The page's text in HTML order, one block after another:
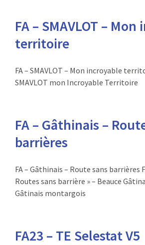
FA – SMAVLOT –
territoire
FA – SMAVLOT – Mon incroyable
SMAVLOT mon Incroyable Territoire
FA – Gâthinais –
barrières
FA – Gâthinais – Route sans barrières
Routes sans barrière » – Beauce
Gâtinais montargois
FA23 – TE Selestat V5